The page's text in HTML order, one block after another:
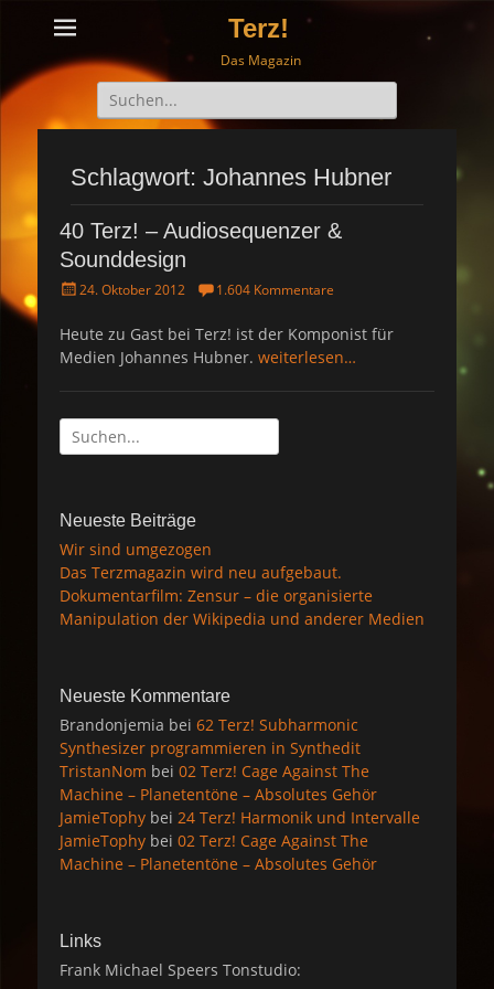
Terz!
Das Magazin
Suche
nach:
Schlagwort: Johannes Hubner
40 Terz! – Audiosequenzer &
Sounddesign
P
s
t
e
d
24. Oktober 2012 1.604 Kommentare
Heute zu Gast bei Terz! ist der Komponist für
Medien Johannes Hubner. weiterlesen…
Suche
nach:
Neueste Beiträge
Wir sind umgezogen
Das Terzmagazin wird neu aufgebaut.
Dokumentarfilm: Zensur – die organisierte
Manipulation der Wikipedia und anderer Medien
Neueste Kommentare
Brandonjemia bei 62 Terz! Subharmonic
Synthesizer programmieren in Synthedit
TristanNom bei 02 Terz! Cage Against The
Machine – Planetentöne – Absolutes Gehör
JamieTophy bei 24 Terz! Harmonik und Intervalle
JamieTophy bei 02 Terz! Cage Against The
Machine – Planetentöne – Absolutes Gehör
Links
Frank Michael Speers Tonstudio: